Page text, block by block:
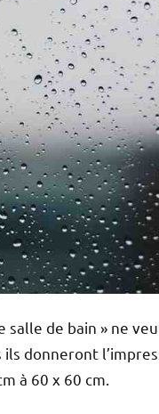
de bain » ne
donneront
à 60 x 60 cm.